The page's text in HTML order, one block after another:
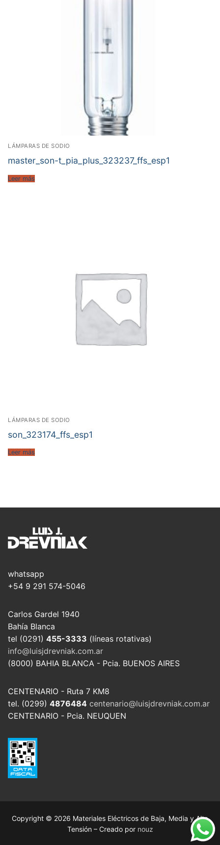
LÁMPARAS DE SODIO
master_son-t_pia_plus_323237_ffs_esp1
Leer más
LÁMPARAS DE SODIO
son_323174_ffs_esp1
Leer más
whatsapp
+54 9 291 574-5046
Carlos Gardel 1940
Bahía Blanca
tel (0291) 455-3333 (líneas rotativas)
info@luisjdrevniak.com.ar
(8000) BAHIA BLANCA - Pcia. BUENOS AIRES
CENTENARIO - Ruta 7 KM8
tel. (0299) 4876484 centenario@luisjdrevniak.com.ar
CENTENARIO - Pcia. NEUQUEN
Copyright © 2026 Materiales Eléctricos de Baja, Media y Alta
Tensión – Creado por nouz